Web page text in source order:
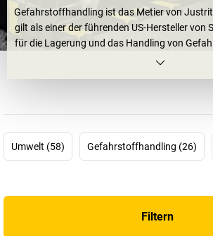
Gefahrstoffhandling ist das Metier von
gilt als einer der führenden US-Hersteller von
für die Lagerung und das Handling von
über 100 Jahren vertrauen Kunden auf
Entsorgungsbehälter, Sicherheits-Ascher und
brennbare und gewässergefährdende
Umwelt (58) Gefahrstoffhandling (26)
Filtern